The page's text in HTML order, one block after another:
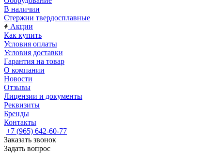
В наличии
Стержни твердосплавные
Акции
Как купить
Условия оплаты
Условия доставки
Гарантия на товар
О компании
Новости
Отзывы
Лицензии и документы
Реквизиты
Бренды
Контакты
+7 (965) 642-60-77
Заказать звонок
Задать вопрос